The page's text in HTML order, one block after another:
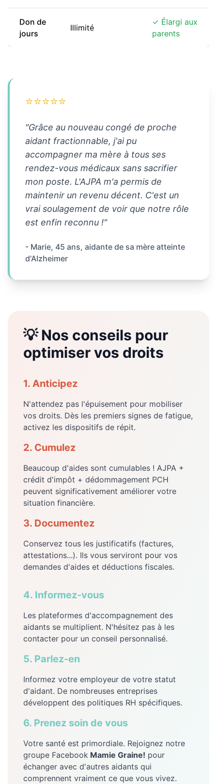
Don de
jours
Illimité
✓ Élargi aux
parents
⭐⭐⭐⭐⭐
"Grâce au nouveau congé de proche
aidant fractionnable, j'ai pu
accompagner ma mère à tous ses
rendez-vous médicaux sans sacrifier
mon poste. L'AJPA m'a permis de
maintenir un revenu décent. C'est un
vrai soulagement de voir que notre rôle
est enfin reconnu !"
- Marie, 45 ans, aidante de sa mère atteinte
d'Alzheimer
💡 Nos conseils pour
optimiser vos droits
1. Anticipez
N'attendez pas l'épuisement pour mobiliser
vos droits. Dès les premiers signes de fatigue,
activez les dispositifs de répit.
2. Cumulez
Beaucoup d'aides sont cumulables ! AJPA +
crédit d'impôt + dédommagement PCH
peuvent significativement améliorer votre
situation financière.
3. Documentez
Conservez tous les justificatifs (factures,
attestations...). Ils vous serviront pour vos
demandes d'aides et déductions fiscales.
4. Informez-vous
Les plateformes d'accompagnement des
aidants se multiplient. N'hésitez pas à les
contacter pour un conseil personnalisé.
5. Parlez-en
Informez votre employeur de votre statut
d'aidant. De nombreuses entreprises
développent des politiques RH spécifiques.
6. Prenez soin de vous
Votre santé est primordiale. Rejoignez notre
groupe Facebook Mamie Graine! pour
échanger avec d'autres aidants qui
comprennent vraiment ce que vous vivez.